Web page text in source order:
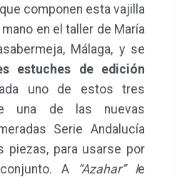
componen esta vajilla
en el taller de María
Málaga, y se
estuches de edición
uno de estos tres
una de las nuevas
Serie Andalucía
piezas, para usarse por
A“Azahar” le